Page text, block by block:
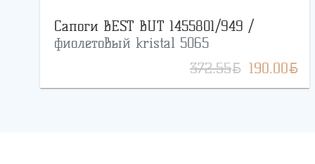
Сапоги BEST BUT 1455801/949 /
фиолетовый kristal 5065
372.55BYN 190.00BYN